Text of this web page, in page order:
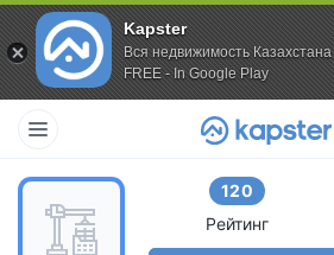
Kapster
Вся недвижимость Казахстана
FREE - In Google Play
120
Рейтинг